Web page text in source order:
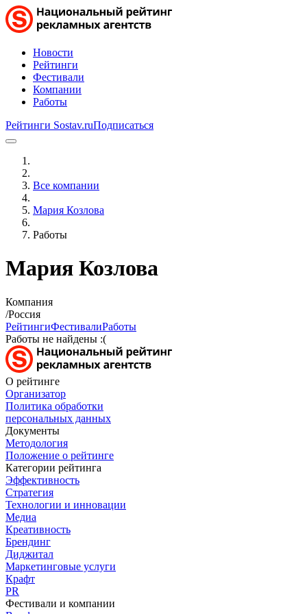
Новости
Рейтинги
Фестивали
Компании
Работы
Рейтинги Sostav.ruПодписаться
Все компании
Мария Козлова
Работы
Мария Козлова
Компания
/Россия
РейтингиФестивалиРаботы
Работы не найдены :(
О рейтинге
Организатор
Политика обработки
персональных данных
Документы
Методология
Положение о рейтинге
Категории рейтинга
Эффективность
Стратегия
Технологии и инновации
Медиа
Креативность
Брендинг
Диджитал
Маркетинговые услуги
Крафт
PR
Фестивали и компании